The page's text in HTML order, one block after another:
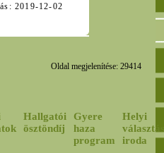
2019-12-02
Oldal megjelenítése: 29414
Hallgatói
ösztöndíj
Gyere
haza
program
Helyi
választási
iroda